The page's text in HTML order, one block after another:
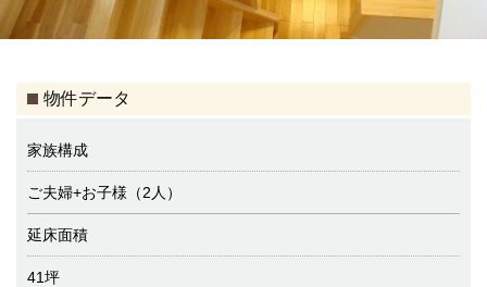
物件データ
家族構成
ご夫婦+お子様（2人）
延床面積
41坪